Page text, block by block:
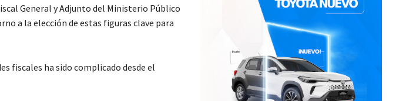
General y Adjunto del Ministerio Público
a la elección de estas figuras clave para
fiscales ha sido complicado desde el